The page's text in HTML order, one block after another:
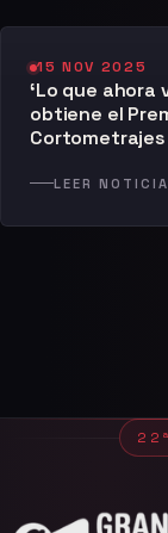
15 NOV 2025
‘Lo que ahora
obtiene el
Cortometrajes
LEER NOTICIA